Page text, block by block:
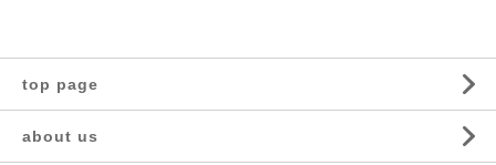
top page
about us